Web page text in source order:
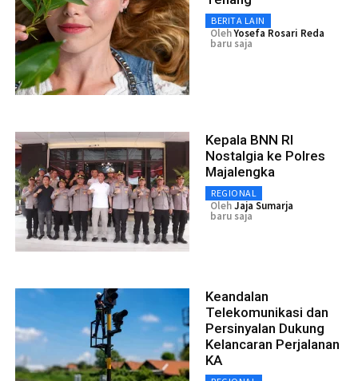
BERITA LAIN
OlehYosefa Rosari Reda
baru saja
Kepala BNN RI
Nostalgia ke Polres
Majalengka
REGIONAL
OlehJaja Sumarja
baru saja
Keandalan
Telekomunikasi dan
Persinyalan Dukung
Kelancaran Perjalanan
KA